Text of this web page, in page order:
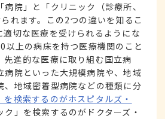
院」と「クリニック（診療所、
れます。この2つの違いを知るこ
適切な医療を受けられるようにな
以上の病床を持つ医療機関のこと
先進的な医療に取り組む国立病
病院といった大規模病院や、地域
、地域密着型病院などの種類に分
を検索するのがホスピタルズ・
ク」を検索するのがドクターズ・